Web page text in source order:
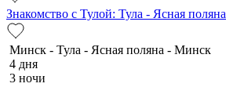
Знакомство с Тулой: Тула - Ясная поляна
Минск - Тула - Ясная поляна - Минск
4 дня
3 ночи